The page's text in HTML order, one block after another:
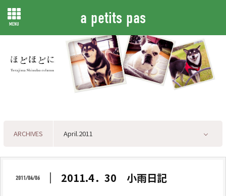
MENU a petits pas
ARCHIVES
2011/04/06 2011.4．30 小雨日記